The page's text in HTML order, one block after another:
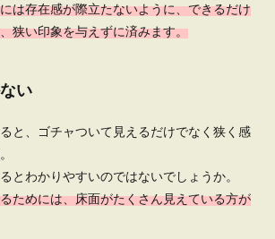
一人暮らしの部屋をすっきりとおしゃ
屋にどんな家具を置こうかいろいろとイメージが
一人暮らしにおすすめ参考レイアウト
は存在感が際立たないように、できるだけ
狭い印象を与えずに済みます。
い
と、ゴチャついて見えるだけでなく狭く感
とわかりやすいのではないでしょうか。
ためには、床面がたくさん見えている方が